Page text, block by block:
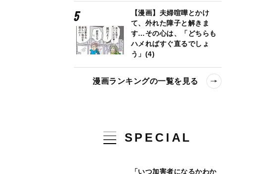
【漫画】夫婦喧嘩とかけ
て、外れた障子と解きま
す…その心は、「どちらも
ハメればすぐ直るでしょ
う」(4)
漫画ランキングの一覧を見る
SPECIAL
「いつ加害者になるかわか